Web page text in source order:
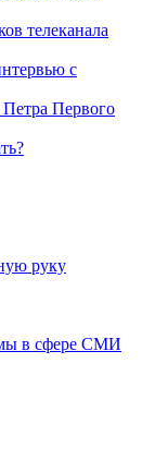
телеканала
с
Петра Первого
руку
в сфере СМИ